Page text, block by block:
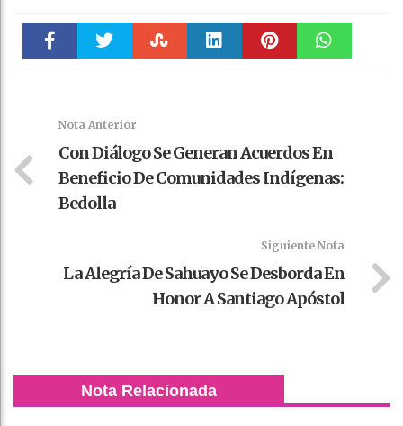
Nota Anterior
Con Diálogo Se Generan Acuerdos En
Beneficio De Comunidades Indígenas:
Bedolla
Siguiente Nota
La Alegría De Sahuayo Se Desborda En
Honor A Santiago Apóstol
Nota Relacionada